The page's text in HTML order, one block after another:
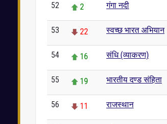
52 2 गंगा नदी
53 22 स्वच्छ भारत अभियान
54 16 संधि (व्याकरण)
55 19 भारतीय दण्ड संहिता
56 11 राजस्थान